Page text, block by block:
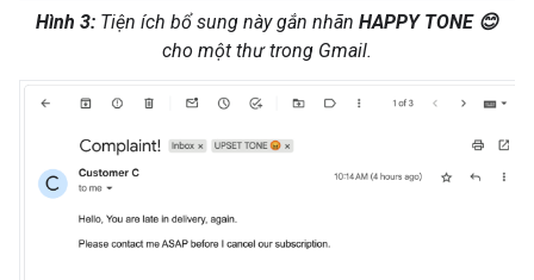
Hình 3: Tiện ích bổ sung này gắn nhãn HAPPY TONE 😊
cho một thư trong Gmail.